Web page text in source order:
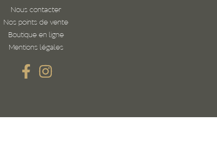
Nous contacter
Nos points de vente
Boutique en ligne
Mentions légales